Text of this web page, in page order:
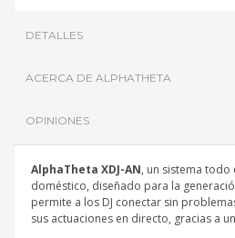
DETALLES
ACERCA DE ALPHATHETA
OPINIONES
AlphaTheta XDJ-AN, un sistema todo
doméstico, diseñado para la
permite a los DJ conectar sin
sus actuaciones en directo, gracias a